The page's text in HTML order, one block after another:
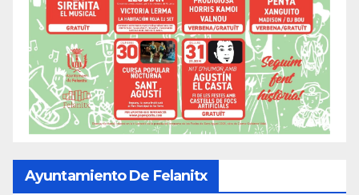
Ayuntamiento De Felanitx